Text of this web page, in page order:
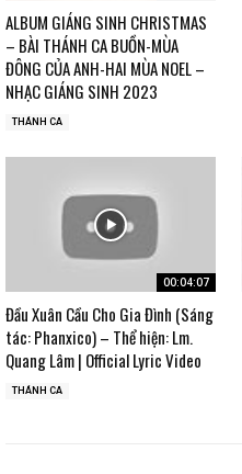
ALBUM GIÁNG SINH CHRISTMAS
– BÀI THÁNH CA BUỒN-MÙA
ĐÔNG CỦA ANH-HAI MÙA NOEL –
NHẠC GIÁNG SINH 2023
THÁNH CA
00:04:07
Đầu Xuân Cầu Cho Gia Đình (Sáng
tác: Phanxico) – Thể hiện: Lm.
Quang Lâm | Official Lyric Video
THÁNH CA